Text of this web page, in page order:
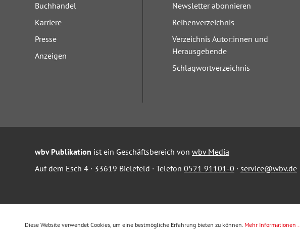
Buchhandel
Karriere
Presse
Anzeigen
Newsletter abonnieren
Reihenverzeichnis
Verzeichnis Autor:innen und
Herausgebende
Schlagwortverzeichnis
wbv Publikation ist ein Geschäftsbereich von wbv Media
Auf dem Esch 4 · 33619 Bielefeld · Telefon 0521 91101-0 · service@wbv.de
Diese Website verwendet Cookies, um eine bestmögliche Erfahrung bieten zu können. Mehr Informationen ...